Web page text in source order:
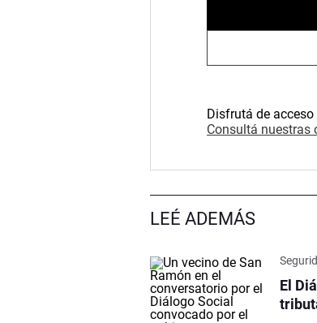
Disfrutá de
Consultá nuestras
LEÉ ADEMÁS
El